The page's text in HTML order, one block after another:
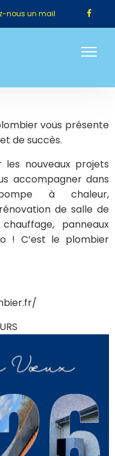
nous un mail
vous présente
de succès.
les nouveaux projets
accompagner dans
à chaleur,
de salle de
panneaux
! C’est le plombier